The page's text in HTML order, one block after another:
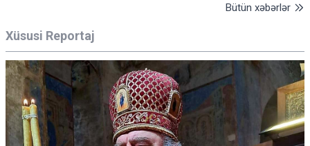
Bütün xəbərlər
Xüsusi Reportaj